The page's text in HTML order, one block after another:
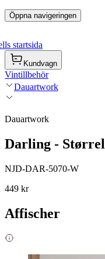
Öppna navigeringen
startsida
Kundvagn
Vintillbehör
Dauartwork
Dauartwork
Darling -
NJD-DAR-5070-W
449 kr
Affischer